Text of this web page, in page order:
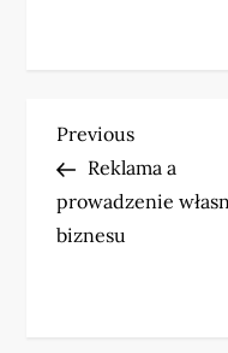
N
a
w
Previous
Post
Previous
Reklama a
prowadzenie
biznesu